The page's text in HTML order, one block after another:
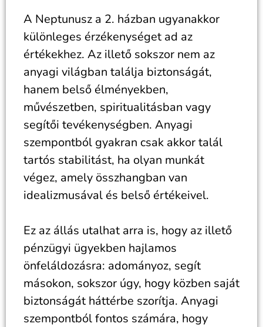
A Neptunusz a 2. házban ugyanakkor
különleges érzékenységet ad az
értékekhez. Az illető sokszor nem az
anyagi világban találja biztonságát,
hanem belső élményekben,
művészetben, spiritualitásban vagy
segítői tevékenységben. Anyagi
szempontból gyakran csak akkor talál
tartós stabilitást, ha olyan munkát
végez, amely összhangban van
idealizmusával és belső értékeivel.
Ez az állás utalhat arra is, hogy az illető
pénzügyi ügyekben hajlamos
önfeláldozásra: adományoz, segít
másokon, sokszor úgy, hogy közben saját
biztonságát háttérbe szorítja. Anyagi
szempontból fontos számára, hogy